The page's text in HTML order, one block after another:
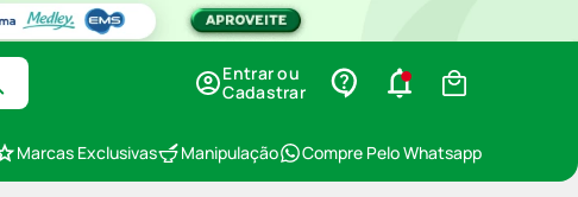
Entrar ou
Cadastrar
Marcas Exclusivas Manipulação Compre Pelo Whatsapp